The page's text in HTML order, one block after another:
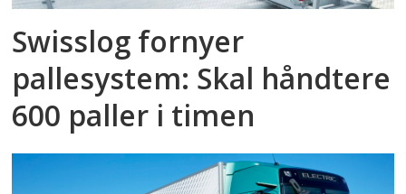
Swisslog fornyer
pallesystem: Skal håndtere
600 paller i timen